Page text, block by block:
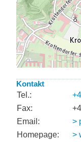
Kontakt
Tel.:
Fax:
Email:
>
Homepage:
>